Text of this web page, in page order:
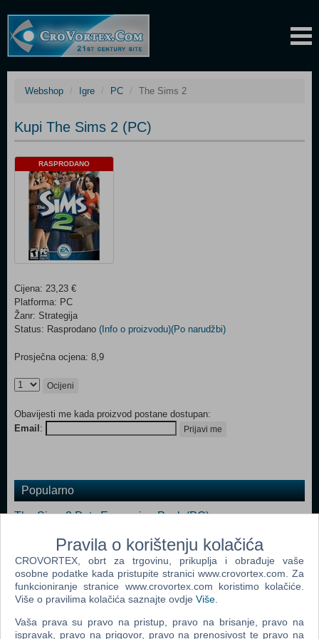
Webshop Igre PC The Sims 2
Kupi The Sims 2 (PC)
RASPRODANO
Cijena: 23,23 €
Platforma: PC
Žanr: Strategija
Status: Rasprodano (Info o proizvodu)(Po narudžbi)
Prosječna ocjena: 8,9
Ocijeni
Obavijesti me kada proizvod postane dostupan:
Email : Prijavi me
Popularno
The Sims 2 Pets Expansion Pack (PC)
Bratz Rock Angelz (PC)
Rome Total War (PC)
Medieval II Total War (PC)
Stronghold Legends (PC)
The Sims (PC)
Pravila o korištenju kolačića
CROVORTEX, obrt za trgovinu, prikuplja i obrađuje vaše
osobne podatke kada pristupite stranici www.crovortex.com. Za
funkcioniranje stranice www.crovortex.com koristimo kolačiće.
Više o pravilima kolačića saznajte ovdje Više
Vaša prava su pravo na pristup, pravo na brisanje, pravo na
ispravak, pravo na prigovor, pravo na prenosivost te pravo na